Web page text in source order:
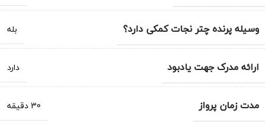
وسیله پرنده چتر نجات کمکی دارد؟ بله
ارائه مدرک جهت یادبود دارد
مدت زمان پرواز 30 دقیقه